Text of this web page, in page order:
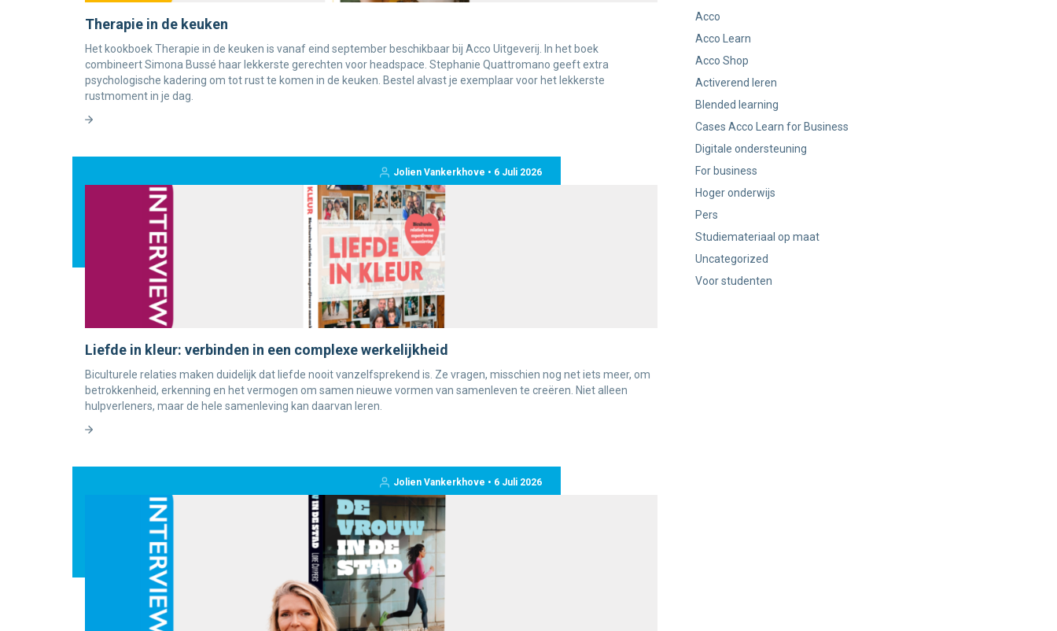
Therapie in de keuken
Het kookboek Therapie in de keuken is vanaf eind september beschikbaar bij Acco Uitgeverij. In het boek
combineert Simona Bussé haar lekkerste gerechten voor headspace. Stephanie Quattromano geeft extra
psychologische kadering om tot rust te komen in de keuken. Bestel alvast je exemplaar voor het lekkerste
rustmoment in je dag.
Jolien Vankerkhove • 6 Juli 2026
Liefde in kleur: verbinden in een complexe werkelijkheid
Biculturele relaties maken duidelijk dat liefde nooit vanzelfsprekend is. Ze vragen, misschien nog net iets meer, om
betrokkenheid, erkenning en het vermogen om samen nieuwe vormen van samenleven te creëren. Niet alleen
hulpverleners, maar de hele samenleving kan daarvan leren.
Jolien Vankerkhove • 6 Juli 2026
Acco
Acco Learn
Acco Shop
Activerend leren
Blended learning
Cases Acco Learn for Business
Digitale ondersteuning
For business
Hoger onderwijs
Pers
Studiemateriaal op maat
Uncategorized
Voor studenten